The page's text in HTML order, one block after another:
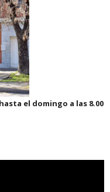
el domingo a las 8.00